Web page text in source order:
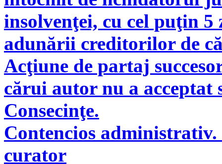
insolvenţei, cu cel puţin
adunării creditorilor de
Acţiune de partaj
cărui autor nu a acceptat
Consecinţe.
Contencios
curator